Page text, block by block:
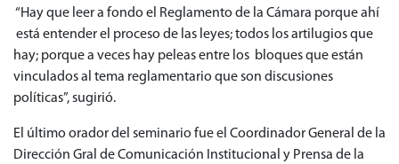
“Hay que leer a fondo el Reglamento de la Cámara porque ahí
está entender el proceso de las leyes; todos los artilugios que
hay; porque a veces hay peleas entre los bloques que están
vinculados al tema reglamentario que son discusiones
políticas”, sugirió.
El último orador del seminario fue el Coordinador General de la
Dirección Gral de Comunicación Institucional y Prensa de la